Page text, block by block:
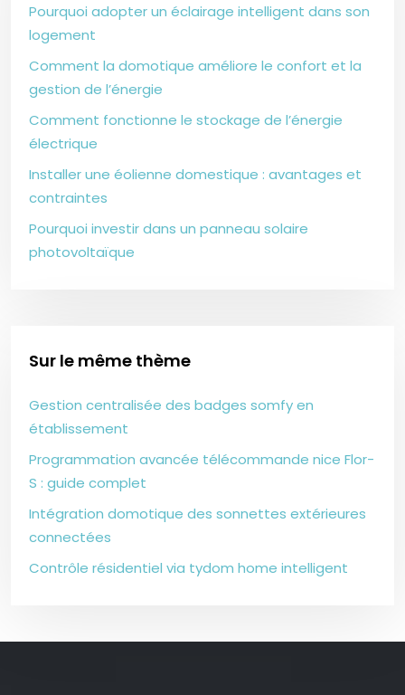
Pourquoi adopter un éclairage intelligent dans son
logement
Comment la domotique améliore le confort et la
gestion de l’énergie
Comment fonctionne le stockage de l’énergie
électrique
Installer une éolienne domestique : avantages et
contraintes
Pourquoi investir dans un panneau solaire
photovoltaïque
Sur le même thème
Gestion centralisée des badges somfy en
établissement
Programmation avancée télécommande nice Flor-
S : guide complet
Intégration domotique des sonnettes extérieures
connectées
Contrôle résidentiel via tydom home intelligent